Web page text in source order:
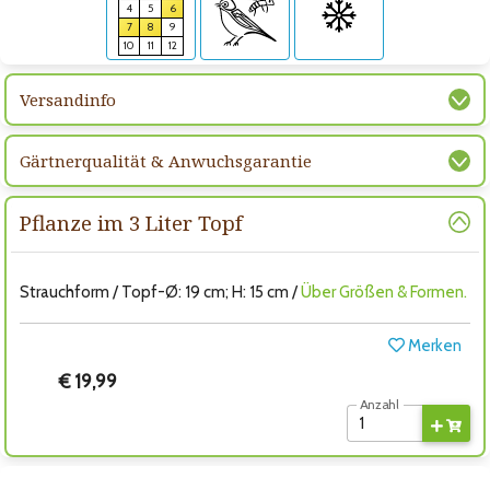
4
5
6
7
8
9
10
11 12
Versandinfo
Gärtnerqualität & Anwuchsgarantie
Pflanze im 3 Liter Topf
Strauchform / Topf-Ø: 19 cm; H: 15 cm /Über Größen & Formen.
Merken
€ 19,99
Anzahl